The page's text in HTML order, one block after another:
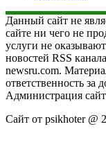
Данный сайт не
сайте ни чего не
услуги не
новостей RSS
newsru.com.
ответственность за
Администрация
Сайт от psikhoter @